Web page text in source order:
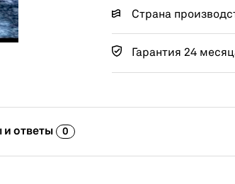
Страна
Гарантия 24
и ответы 0